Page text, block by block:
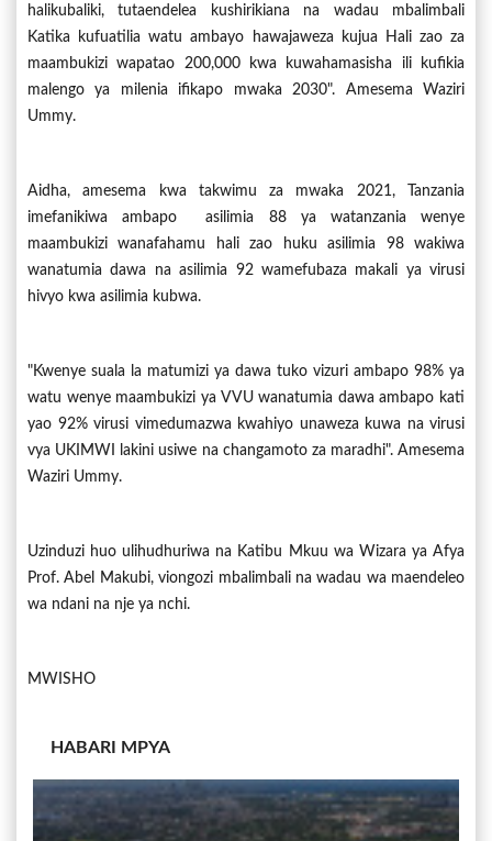
halikubaliki, tutaendelea kushirikiana na wadau mbalimbali
Katika kufuatilia watu ambayo hawajaweza kujua Hali zao za
maambukizi wapatao 200,000 kwa kuwahamasisha ili kufikia
malengo ya milenia ifikapo mwaka 2030". Amesema Waziri
Ummy.
Aidha, amesema kwa takwimu za mwaka 2021, Tanzania
imefanikiwa ambapo asilimia 88 ya watanzania wenye
maambukizi wanafahamu hali zao huku asilimia 98 wakiwa
wanatumia dawa na asilimia 92 wamefubaza makali ya virusi
hivyo kwa asilimia kubwa.
"Kwenye suala la matumizi ya dawa tuko vizuri ambapo 98% ya
watu wenye maambukizi ya VVU wanatumia dawa ambapo kati
yao 92% virusi vimedumazwa kwahiyo unaweza kuwa na virusi
vya UKIMWI lakini usiwe na changamoto za maradhi". Amesema
Waziri Ummy.
Uzinduzi huo ulihudhuriwa na Katibu Mkuu wa Wizara ya Afya
Prof. Abel Makubi, viongozi mbalimbali na wadau wa maendeleo
wa ndani na nje ya nchi.
MWISHO
HABARI MPYA